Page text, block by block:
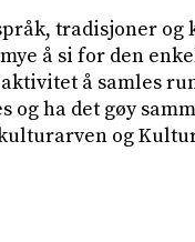
tradisjoner og
å si for den
å samles
ha det gøy
og